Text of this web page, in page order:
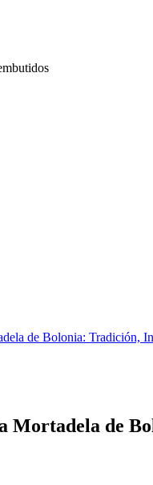
de Bolonia: Tradición,
Mortadela de